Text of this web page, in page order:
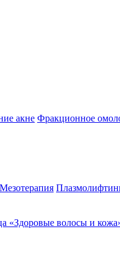
акне Фракционное
Мезотерапия
«Здоровые волосы и